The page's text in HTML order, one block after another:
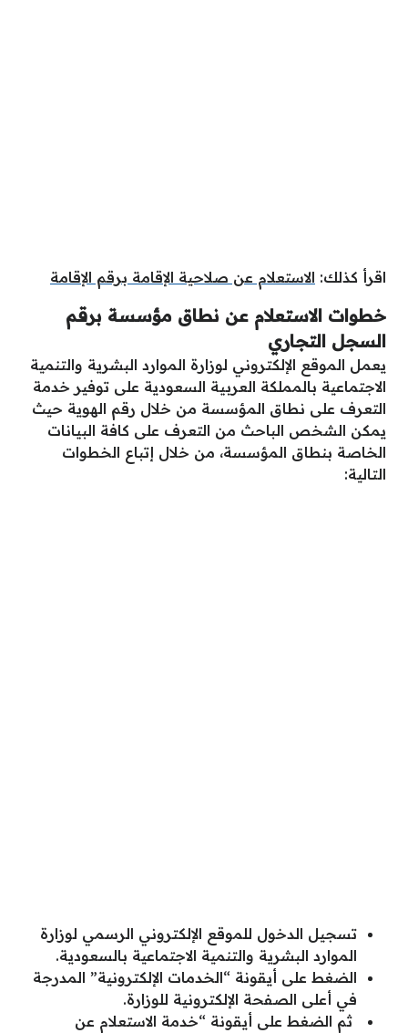
اقرأ كذلك: الاستعلام عن صلاحية الإقامة برقم الإقامة
خطوات الاستعلام عن نطاق مؤسسة برقم
السجل التجاري
يعمل الموقع الإلكتروني لوزارة الموارد البشرية والتنمية
الاجتماعية بالمملكة العربية السعودية على توفير خدمة
التعرف على نطاق المؤسسة من خلال رقم الهوية حيث
يمكن الشخص الباحث من التعرف على كافة البيانات
الخاصة بنطاق المؤسسة، من خلال إتباع الخطوات
التالية:
تسجيل الدخول للموقع الإلكتروني الرسمي لوزارة
الموارد البشرية والتنمية الاجتماعية بالسعودية.
الضغط على أيقونة “الخدمات الإلكترونية” المدرجة
في أعلى الصفحة الإلكترونية للوزارة.
ثم الضغط على أيقونة “خدمة الاستعلام عن